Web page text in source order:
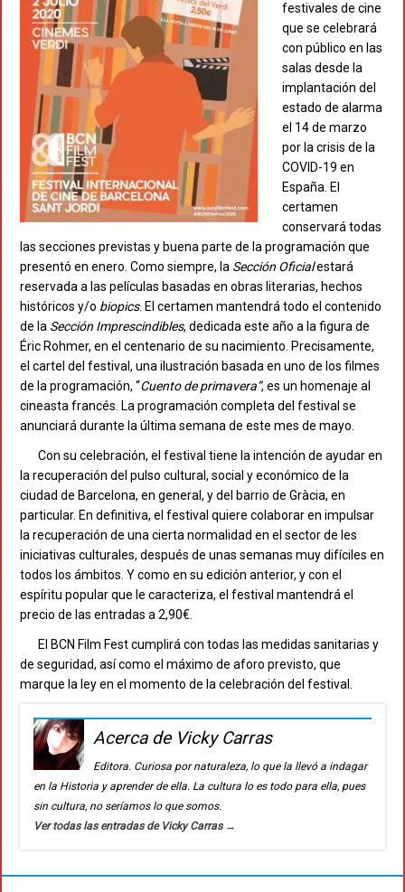
festivales de cine
que se celebrará
con público en las
salas desde la
implantación del
estado de alarma
el 14 de marzo
por la crisis de la
COVID-19 en
España. El
certamen
conservará todas
las secciones previstas y buena parte de la programación que
presentó en enero. Como siempre, la Sección Oficialestará
reservada a las películas basadas en obras literarias, hechos
históricos y/o biopics. El certamen mantendrá todo el contenido
de la Sección Imprescindibles, dedicada este año a la figura de
Éric Rohmer, en el centenario de su nacimiento. Precisamente,
el cartel del festival, una ilustración basada en uno de los filmes
de la programación, “Cuento de primavera”, es un homenaje al
cineasta francés. La programación completa del festival se
anunciará durante la última semana de este mes de mayo.
Con su celebración, el festival tiene la intención de ayudar en
la recuperación del pulso cultural, social y económico de la
ciudad de Barcelona, en general, y del barrio de Gràcia, en
particular. En definitiva, el festival quiere colaborar en impulsar
la recuperación de una cierta normalidad en el sector de les
iniciativas culturales, después de unas semanas muy difíciles en
todos los ámbitos. Y como en su edición anterior, y con el
espíritu popular que le caracteriza, el festival mantendrá el
precio de las entradas a 2,90€.
El BCN Film Fest cumplirá con todas las medidas sanitarias y
de seguridad, así como el máximo de aforo previsto, que
marque la ley en el momento de la celebración del festival.
Acerca de Vicky Carras
Editora. Curiosa por naturaleza, lo que la llevó a indagar
en la Historia y aprender de ella. La cultura lo es todo para ella, pues
sin cultura, no seríamos lo que somos.
Ver todas las entradas de Vicky Carras →